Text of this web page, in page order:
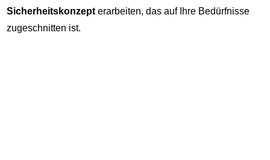
Sicherheitskonzept erarbeiten, das auf Ihre Bedürfnisse
zugeschnitten ist.